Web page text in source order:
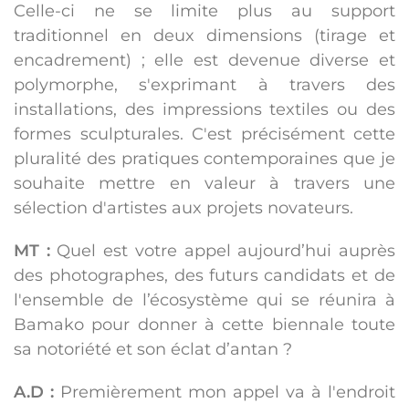
Celle-ci ne se limite plus au support
traditionnel en deux dimensions (tirage et
encadrement) ; elle est devenue diverse et
polymorphe, s'exprimant à travers des
installations, des impressions textiles ou des
formes sculpturales. C'est précisément cette
pluralité des pratiques contemporaines que je
souhaite mettre en valeur à travers une
sélection d'artistes aux projets novateurs.
MT :Quel est votre appel aujourd’hui auprès
des photographes, des futurs candidats et de
l'ensemble de l’écosystème qui se réunira à
Bamako pour donner à cette biennale toute
sa notoriété et son éclat d’antan ?
A.D : Premièrement mon appel va à l'endroit